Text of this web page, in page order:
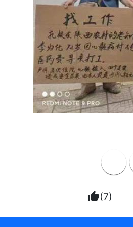
thumb_up(7)